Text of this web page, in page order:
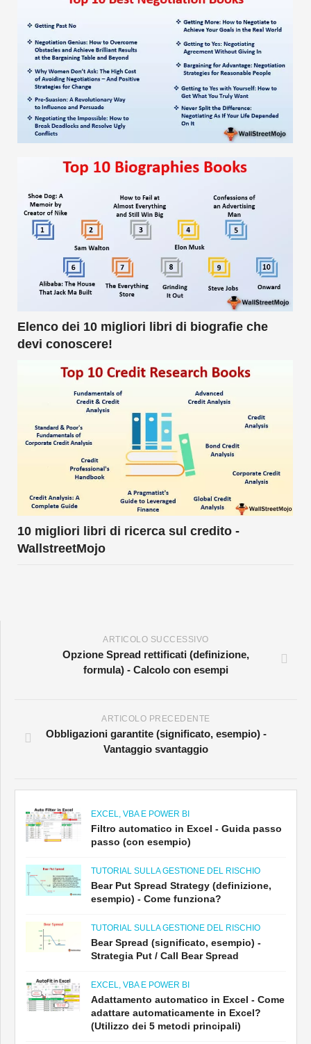
Elenco dei 10 migliori libri di biografie che
devi conoscere!
10 migliori libri di ricerca sul credito -
WallstreetMojo
ARTICOLO SUCCESSIVO
Opzione Spread rettificati (definizione,
formula) - Calcolo con esempi
ARTICOLO PRECEDENTE
Obbligazioni garantite (significato, esempio) -
Vantaggio svantaggio
EXCEL, VBA E POWER BI
Filtro automatico in Excel - Guida passo
passo (con esempio)
TUTORIAL SULLA GESTIONE DEL RISCHIO
Bear Put Spread Strategy (definizione,
esempio) - Come funziona?
TUTORIAL SULLA GESTIONE DEL RISCHIO
Bear Spread (significato, esempio) -
Strategia Put / Call Bear Spread
EXCEL, VBA E POWER BI
Adattamento automatico in Excel - Come
adattare automaticamente in Excel?
(Utilizzo dei 5 metodi principali)